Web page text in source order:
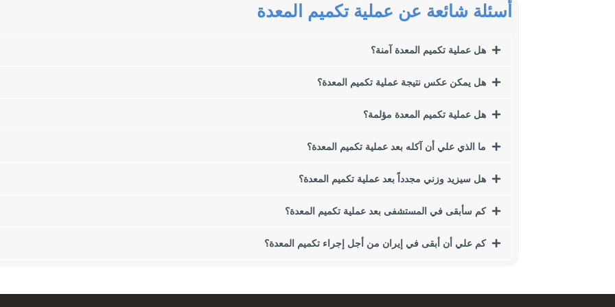
في هذا المقال نريد أن نتحدث عن إحدى أهم طرق إنقاص الوزن وهي جراحة المجازة المعدية لفقدان الوزن. في هذه المقالة سوف نقدم لكم أنواع جراحات
ما هي أسباب زيادة الوزن والسمنة؟
هل يصل الشخص إلى الوزن المطلوب بعد الجراحة؟
السمنة تعني التراكم الزائد للأنسجة الدهنية في أجزاء معينة من الجسم. وهي عبارة عن مجموعة من الأنسجة الدهنية في مناطق مختلفة مثل المعدة
أسئلة شائعة عن عملية تكميم المعدة
هل عملية تكميم المعدة آمنة؟
هل يمكن عكس نتيجة عملية تكميم المعدة؟
هل عملية تكميم المعدة مؤلمة؟
ما الذي علي أن آكله بعد عملية تكميم المعدة؟
هل سيزيد وزني مجدداً بعد عملية تكميم المعدة؟
كم سأبقى في المستشفى بعد عملية تكميم المعدة؟
كم علي أن أبقى في إيران من أجل إجراء تكميم المعدة؟